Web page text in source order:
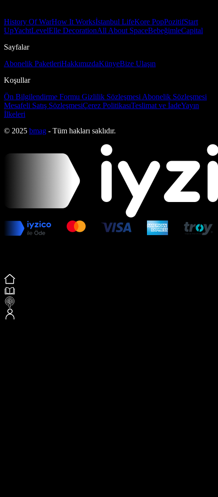
History Of WarHow It Worksİstanbul LifeKore PopPozitifStart
UpYachtLevelElle DecorationAll About SpaceBebeğimleCapital
Sayfalar
Abonelik PaketleriHakkımızdaKünyeBize Ulaşın
Koşullar
Ön Bilgilendirme Formu Gizlilik Sözleşmesi Abonelik Sözleşmesi
Mesafeli Satış SözleşmesiÇerez PolitikasıTeslimat ve İadeYayın
İlkeleri
© 2025 bmag - Tüm hakları saklıdır.